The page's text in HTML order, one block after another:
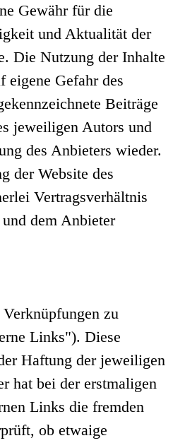
Gewähr für die
und Aktualität der
Die Nutzung der Inhalte
eigene Gefahr des
Beiträge
jeweiligen Autors und
des Anbieters wieder.
der Website des
Vertragsverhältnis
dem Anbieter
zu
Links"). Diese
Haftung der jeweiligen
hat bei der erstmaligen
Links die fremden
ob etwaige